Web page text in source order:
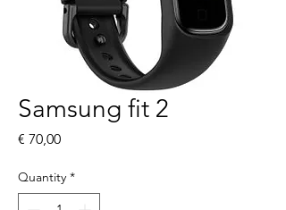
Samsung fit 2
€ 70,00Price
Quantity *